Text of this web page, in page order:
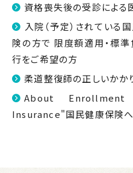
資格喪失後の受診による
入院（予定）されてい
険の方で 限度額適用・標
行をご希望の方
柔道整復師の正しいかか
About
Insurance"国民健康保険へ